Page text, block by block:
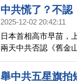
引日本民眾和業者到
中共慌了？不認
2025-12-02 20:42:11
日本首相高市早苗，
兩天中共否認《舊金
默評論。日本前議員
部也回應，強調中華
舉中共五星旗拍